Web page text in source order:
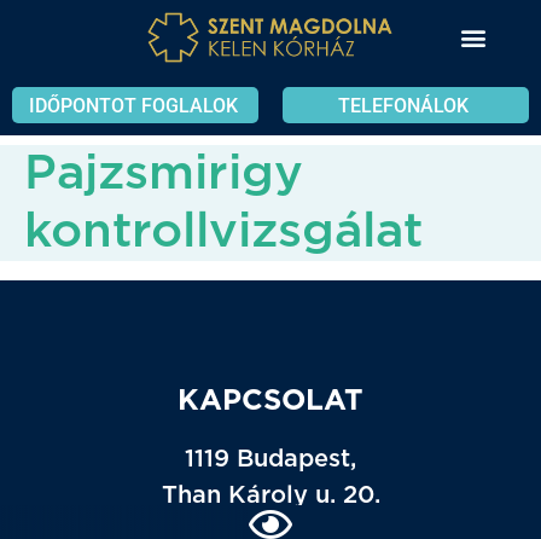
IDŐPONTOT FOGLALOK TELEFONÁLOK
Pajzsmirigy
kontrollvizsgálat
KAPCSOLAT
1119 Budapest,
Than Károly u. 20.